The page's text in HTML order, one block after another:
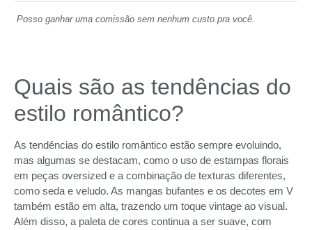
Posso ganhar uma comissão sem nenhum custo pra você.
Quais são as tendências do
estilo romântico?
As tendências do estilo romântico estão sempre evoluindo,
mas algumas se destacam, como o uso de estampas florais
em peças oversized e a combinação de texturas diferentes,
como seda e veludo. As mangas bufantes e os decotes em V
também estão em alta, trazendo um toque vintage ao visual.
Além disso, a paleta de cores continua a ser suave, com